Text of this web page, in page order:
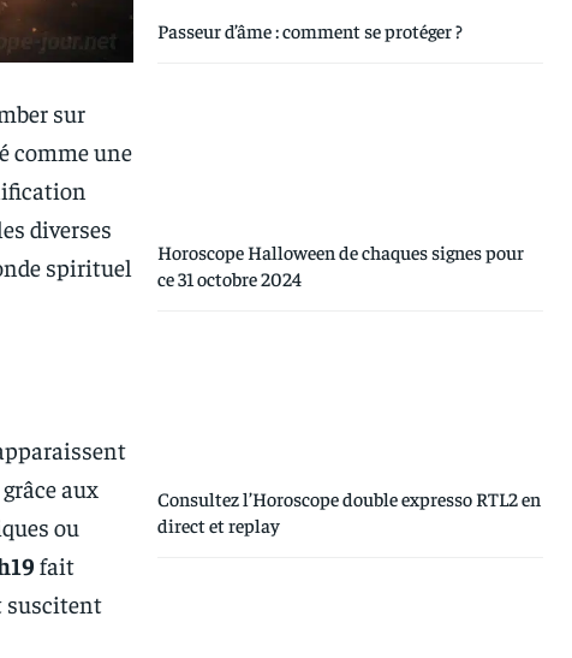
sur
comme une
diverses
spirituel
aux
ou
fait
suscitent
Passeur d’âme : comment se protéger ?
Horoscope Halloween de chaques signes pour
ce 31 octobre 2024
Consultez l’Horoscope double expresso RTL2 en
direct et replay